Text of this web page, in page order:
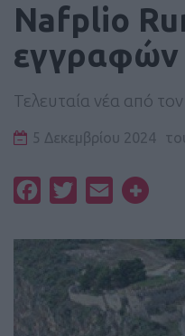
Nafplio
εγγραφών
Τελευταία νέα από
5 Δεκεμβρίου 2024
FacebookTwitterEmail